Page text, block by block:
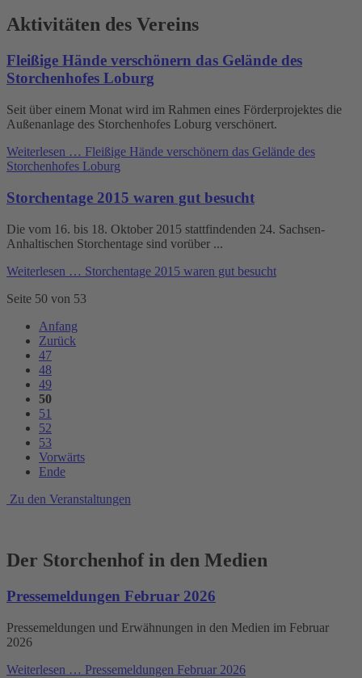
Aktivitäten des Vereins
Fleißige Hände verschönern das Gelände des
Storchenhofes Loburg
Seit über einem Monat wird im Rahmen eines Förderprojektes die
Außenanlage des Storchenhofes Loburg verschönert.
Weiterlesen … Fleißige Hände verschönern das Gelände des
Storchenhofes Loburg
Storchentage 2015 waren gut besucht
Die vom 16. bis 18. Oktober 2015 stattfindenden 24. Sachsen-
Anhaltischen Storchentage sind vorüber ...
Weiterlesen … Storchentage 2015 waren gut besucht
Seite 50 von 53
Anfang
Zurück
47
48
49
50
51
52
53
Vorwärts
Ende
Zu den Veranstaltungen
Der Storchenhof in den Medien
Pressemeldungen Februar 2026
Pressemeldungen und Erwähnungen in den Medien im Februar
2026
Weiterlesen … Pressemeldungen Februar 2026